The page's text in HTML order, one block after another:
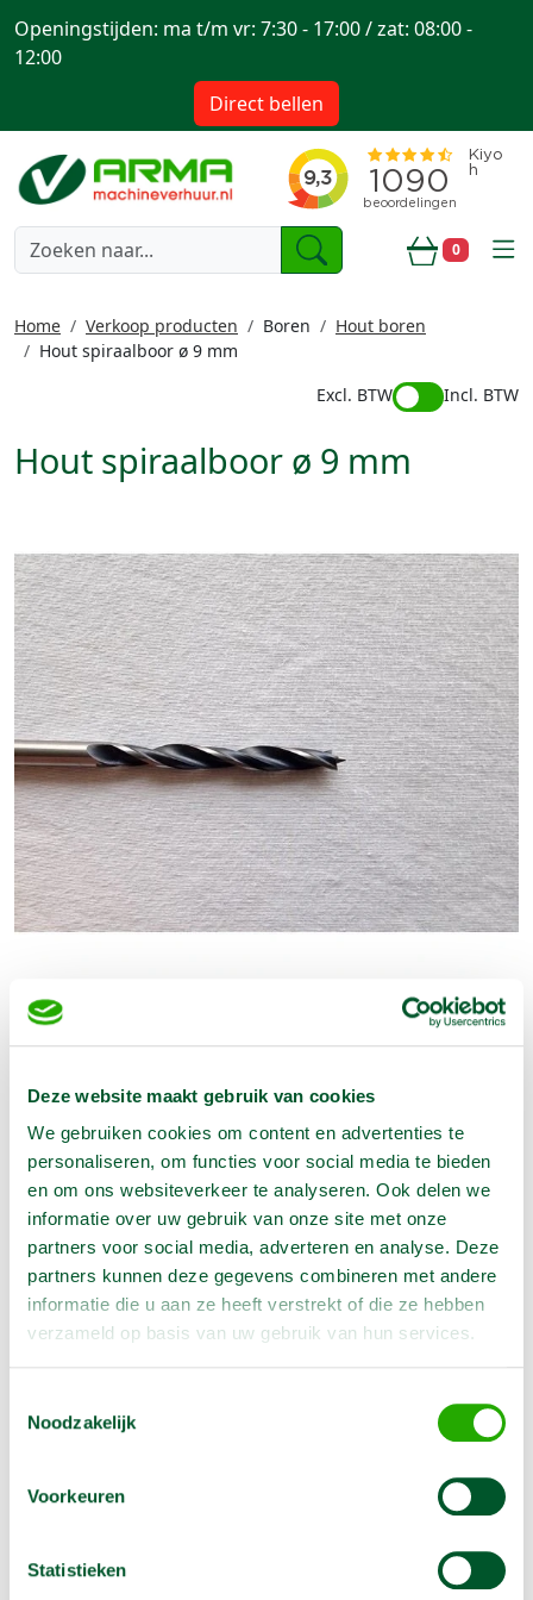
Deze website maakt gebruik van cookies
We gebruiken cookies om content en advertenties te
personaliseren, om functies voor social media te bieden
en om ons websiteverkeer te analyseren. Ook delen we
informatie over uw gebruik van onze site met onze
partners voor social media, adverteren en analyse. Deze
partners kunnen deze gegevens combineren met andere
informatie die u aan ze heeft verstrekt of die ze hebben
verzameld op basis van uw gebruik van hun services.
Noodzakelijk
Voorkeuren
Statistieken
0
Openingstijden: ma t/m vr: 7:30 - 17:00 / zat: 08:00 -
12:00
Direct bellen
Home Verkoop producten Boren
Hout boren
Hout spiraalboor ø 9 mm
Excl. BTW
Incl. BTW
Hout spiraalboor ø 9 mm
3,78
Aantal:
In Winkelwagen
Geen klantenkaart wél korting
Weekend = 1 huurdag
Bezorg-ophaal service
Producteigenschappen
Artikelnummer